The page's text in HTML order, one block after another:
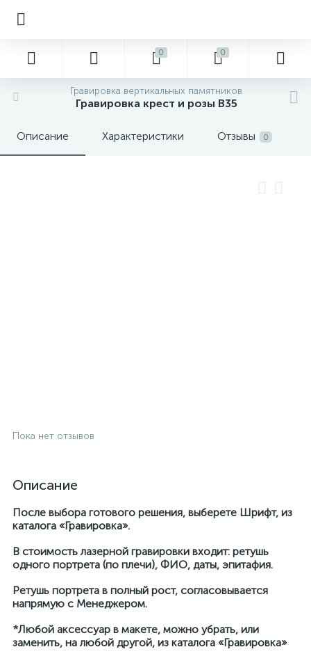
0 0
Гравировка вертикальных памятников
Гравировка крест и розы В35
Описание Характеристики Отзывы 0
Пока нет отзывов
Описание
После выбора готового решения, выберете Шрифт, из
каталога «Гравировка».
В стоимость лазерной гравировки входит: ретушь
одного портрета (по плечи), ФИО, даты, эпитафия.
Ретушь портрета в полный рост, согласовывается
напрямую с Менеджером.
*Любой аксессуар в макете, можно убрать, или
заменить, на любой другой, из каталога «Гравировка»